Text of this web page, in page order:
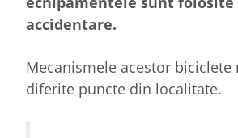
accidentare.
Mecanismele acestor
diferite puncte din localitate.